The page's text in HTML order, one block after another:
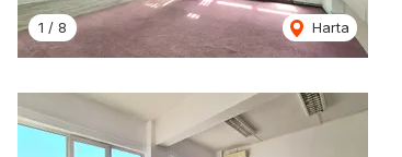
1 / 8 Harta